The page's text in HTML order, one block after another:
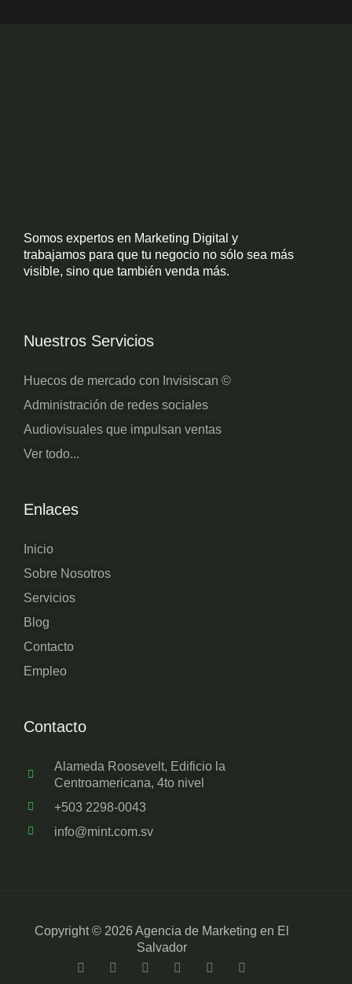
Contacto
Alameda Roosevelt, Edificio la
Centroamericana, 4to nivel
+503 2298-0043
info@mint.com.sv
Enlaces
Inicio
Sobre Nosotros
Servicios
Blog
Contacto
Empleo
Nuestros Servicios
Huecos de mercado con Invisiscan ©
Administración de redes sociales
Audiovisuales que impulsan ventas
Ver todo...
Somos expertos en Marketing Digital y
trabajamos para que tu negocio no sólo sea más
visible, sino que también venda más.
Copyright © 2026 Agencia de Marketing en El
Salvador
F
a
T
w
L
i
Y
o
I
n
T
i